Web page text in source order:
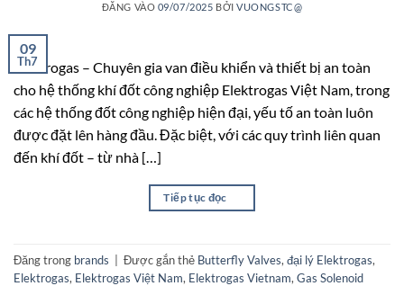
ĐĂNG VÀO 09/07/2025 BỞIVUONGSTC@
09
Th7
Elektrogas – Chuyên gia van điều khiển và thiết bị an toàn
cho hệ thống khí đốt công nghiệp Elektrogas Việt Nam, trong
các hệ thống đốt công nghiệp hiện đại, yếu tố an toàn luôn
được đặt lên hàng đầu. Đặc biệt, với các quy trình liên quan
đến khí đốt – từ nhà […]
Tiếp tục đọc
Đăng trong brands Được gắn thẻ Butterfly Valves, đại lý Elektrogas,
Elektrogas, Elektrogas Việt Nam, Elektrogas Vietnam, Gas Solenoid